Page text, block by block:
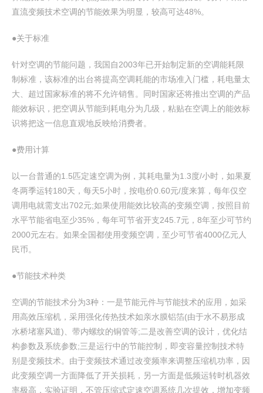
直流变频技术空调的节能效果为明显，较高可达48%。
●关于标准
针对空调的节能问题，我国自2003年已开始制定新的空调能耗限
制标准，该标准的出台将提高空调耗能的市场准入门槛，耗电量太
大、超过国家标准的将不允许销售。同时国家还将推出空调的产品
能效标识，把空调从节能到耗电分为几级，粘贴在空调上的能效标
识将把这一信息直观地反映给消费者。
●费用计算
以一台普通的1.5匹定速空调为例，其耗电量为1.3度/小时，如果夏
冬两季运转180天，每天5小时，按电价0.60元/度来算，每年仅空
调用电就需支出702元;如果使用能效比较高的变频空调，按照目前
水平节能省电至少35%，每年可节省开支245.7元，8年至少可节约
2000元左右。如果全国都使用变频空调，至少可节省4000亿元人
民币。
●节能技术种类
空调的节能技术分为3种：一是节能元件与节能技术的应用，如采
用高效压缩机，采用强化传热技术如亲水膜铝箔(由于水不易形成
水桥堵塞风道)、带内螺纹的铜管等;二是改善空调的设计，优化结
构参数及系统参数;三是运行中的节能控制，即变容量控制技术特
别是变频技术。由于变频技术通过改变频率来调整压缩机功率，因
此变频空调一方面降低了开关损耗，另一方面是低频运转时机器效
率极高，实验证明，不管压缩式定速空调系统几次提效，增加变频